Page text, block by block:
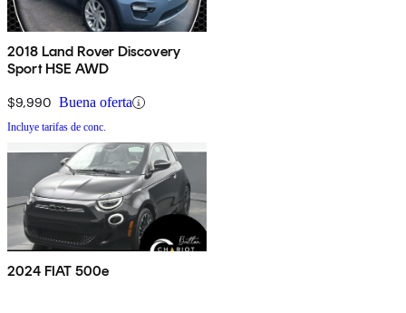
2018 Land Rover Discovery
Sport HSE AWD
$9,990 Buena oferta
Incluye tarifas de conc.
2024 FIAT 500e